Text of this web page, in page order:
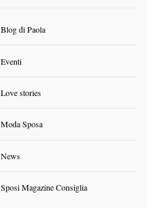
Blog di Paola
Eventi
Love stories
Moda Sposa
News
Sposi Magazine Consiglia